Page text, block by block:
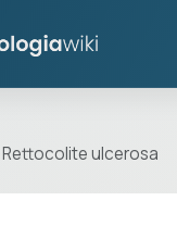
Rettocolite ulcerosa